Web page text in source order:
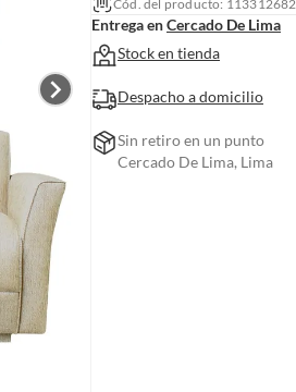
Cód. del producto: 113312682
Entrega enCercado De Lima
Stock en tienda
Despacho a domicilio
Sin retiro en un punto
Cercado De Lima, Lima